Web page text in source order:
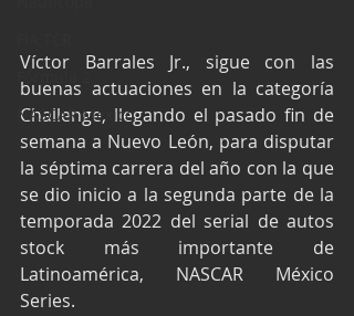
Fórmula 2
NASCAR México
Víctor Barrales Jr., sigue con las
buenas actuaciones en la categoría
Challenge, llegando el pasado fin de
semana a Nuevo León, para disputar
la séptima carrera del año con la que
se dio inicio a la segunda parte de la
temporada 2022 del serial de autos
stock más importante de
Latinoamérica, NASCAR México
Series.